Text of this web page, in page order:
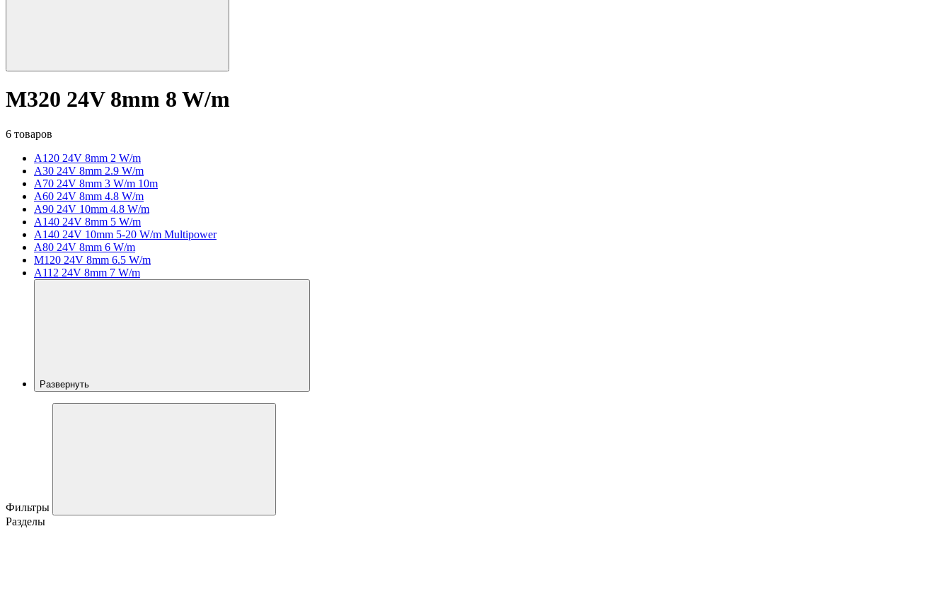
M320 24V 8mm 8 W/m
6 товаров
A120 24V 8mm 2 W/m
A30 24V 8mm 2.9 W/m
A70 24V 8mm 3 W/m 10m
A60 24V 8mm 4.8 W/m
A90 24V 10mm 4.8 W/m
A140 24V 8mm 5 W/m
A140 24V 10mm 5-20 W/m Multipower
A80 24V 8mm 6 W/m
M120 24V 8mm 6.5 W/m
A112 24V 8mm 7 W/m
Развернуть
Фильтры
Разделы